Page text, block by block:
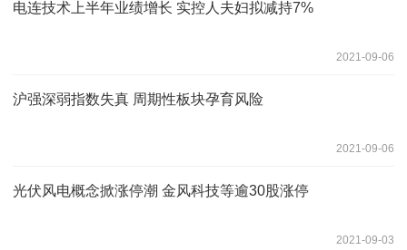
电连技术上半年业绩增长 实控人夫妇拟减持7%
2021-09-06
沪强深弱指数失真 周期性板块孕育风险
2021-09-06
光伏风电概念掀涨停潮 金风科技等逾30股涨停
2021-09-03